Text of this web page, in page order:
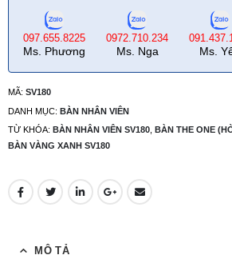
097.655.8225
Ms. Phương
0972.710.234
Ms. Nga Ms.
MÃ: SV180
DANH MỤC: BÀN NHÂN VIÊN
TỪ KHÓA: BÀN NHÂN VIÊN SV180 BÀN THE ONE
BÀN VÀNG XANH SV180
MÔ TẢ